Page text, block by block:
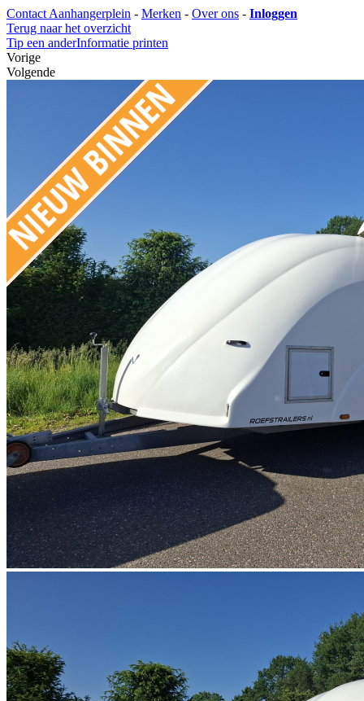
Contact Aanhangerplein - Merken - Over ons - Inloggen
Terug naar het overzicht
Tip een anderInformatie printen
Vorige
Volgende